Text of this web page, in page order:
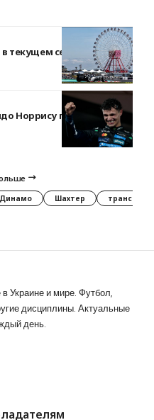
текущем сезоне
Норрису простой совет
Динамо Шахтер трансферы
в Украине и мире. Футбол,
дисциплины. Актуальные
день.